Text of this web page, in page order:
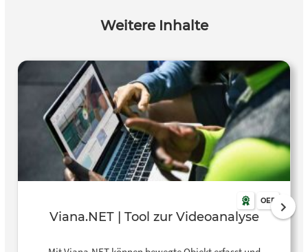
Weitere Inhalte
OER
Viana.NET | Tool zur Videoanalyse